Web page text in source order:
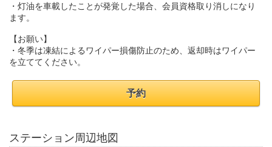
・灯油を車載したことが発覚した場合、会員資格取り消しになり
ます。
【お願い】
・冬季は凍結によるワイパー損傷防止のため、返却時はワイパー
を立ててください。
予約
ステーション周辺地図